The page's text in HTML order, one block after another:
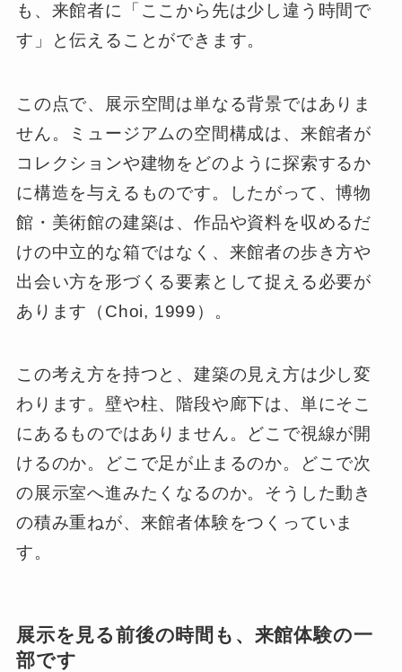
も、来館者に「ここから先は少し違う時間で
す」と伝えることができます。
この点で、展示空間は単なる背景ではありま
せん。ミュージアムの空間構成は、来館者が
コレクションや建物をどのように探索するか
に構造を与えるものです。したがって、博物
館・美術館の建築は、作品や資料を収めるだ
けの中立的な箱ではなく、来館者の歩き方や
出会い方を形づくる要素として捉える必要が
あります（Choi, 1999）。
この考え方を持つと、建築の見え方は少し変
わります。壁や柱、階段や廊下は、単にそこ
にあるものではありません。どこで視線が開
けるのか。どこで足が止まるのか。どこで次
の展示室へ進みたくなるのか。そうした動き
の積み重ねが、来館者体験をつくっていま
す。
展示を見る前後の時間も、来館体験の一
部です